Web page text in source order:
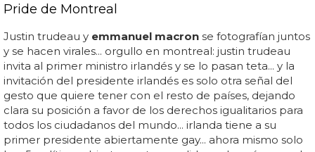
Pride de Montreal
Justin trudeau y emmanuel macron se fotografían juntos
y se hacen virales... orgullo en montreal: justin trudeau
invita al primer ministro irlandés y se lo pasan teta... y la
invitación del presidente irlandés es solo otra señal del
gesto que quiere tener con el resto de países, dejando
clara su posición a favor de los derechos igualitarios para
todos los ciudadanos del mundo... irlanda tiene a su
primer presidente abiertamente gay... ahora mismo solo